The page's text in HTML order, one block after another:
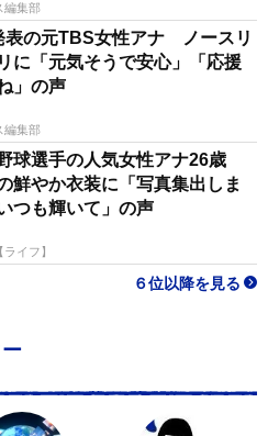
編集部
表の元TBS女性アナ ノースリ
に「元気そうで安心」「応援
」の声
編集部
球選手の人気女性アナ26歳
鮮やか衣装に「写真集出しま
つも輝いて」の声
イフ】
６位以降を見る